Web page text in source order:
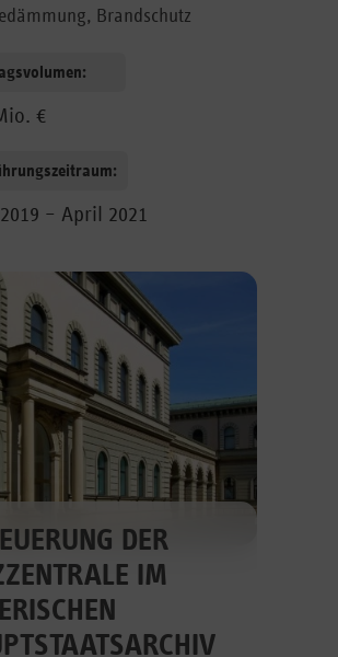
Brandschutz
€
– April 2021
DER
IM